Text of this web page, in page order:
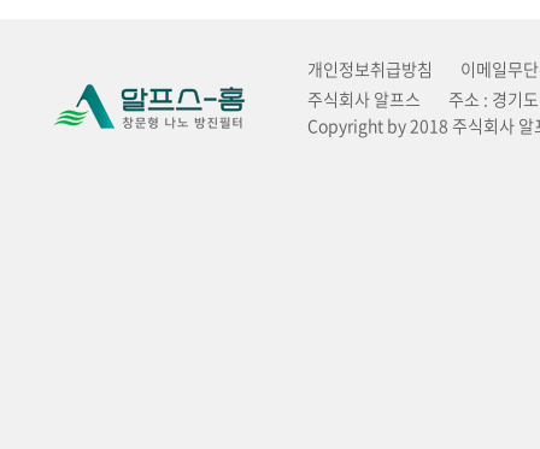
개인정보취급방침
이메일무
주식회사 알프스
주소 : 경기
Copyright by 2018 주식회사